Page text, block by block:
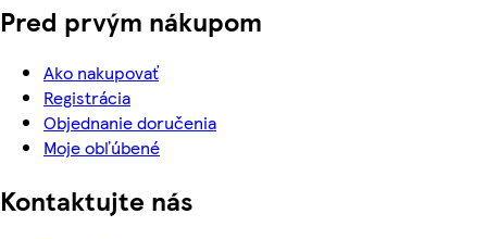
Pred prvým nákupom
Ako nakupovať
Registrácia
Objednanie doručenia
Moje obľúbené
Kontaktujte nás